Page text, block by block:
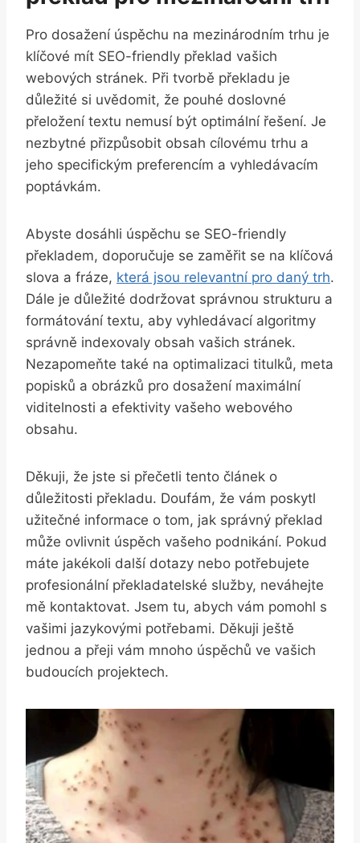
Pro dosažení úspěchu na mezinárodním trhu je
klíčové mít SEO-friendly překlad vašich
webových stránek. Při tvorbě překladu je
důležité si uvědomit, že pouhé doslovné
přeložení textu nemusí být optimální řešení. Je
nezbytné přizpůsobit obsah cílovému trhu a
jeho specifickým preferencím a vyhledávacím
poptávkám.
Abyste dosáhli úspěchu se SEO-friendly
překladem, doporučuje se zaměřit se na klíčová
slova a fráze, která jsou relevantní pro daný trh.
Dále je důležité dodržovat správnou strukturu a
formátování textu, aby vyhledávací algoritmy
správně indexovaly obsah vašich stránek.
Nezapomeňte také na optimalizaci titulků, meta
popisků a obrázků pro dosažení maximální
viditelnosti a efektivity vašeho webového
obsahu.
Děkuji, že jste si přečetli tento článek o
důležitosti překladu. Doufám, že vám poskytl
užitečné informace o tom, jak správný překlad
může ovlivnit úspěch vašeho podnikání. Pokud
máte jakékoli další dotazy nebo potřebujete
profesionální překladatelské služby, neváhejte
mě kontaktovat. Jsem tu, abych vám pomohl s
vašimi jazykovými potřebami. Děkuji ještě
jednou a přeji vám mnoho úspěchů ve vašich
budoucích projektech.